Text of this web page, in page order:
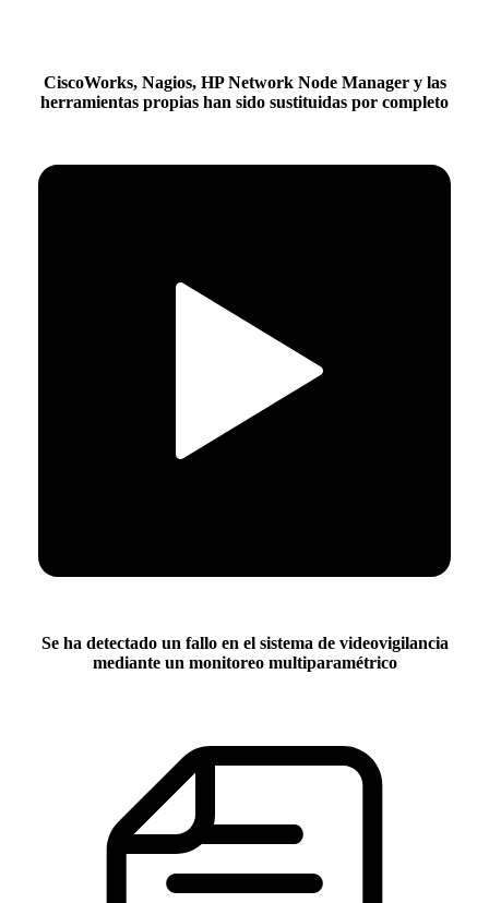
CiscoWorks, Nagios, HP Network Node Manager y las
herramientas propias han sido sustituidas por completo
Se ha detectado un fallo en el sistema de videovigilancia
mediante un monitoreo multiparamétrico